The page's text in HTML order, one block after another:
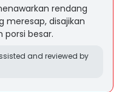
rendang
meresap, disajikan
besar.
and reviewed by